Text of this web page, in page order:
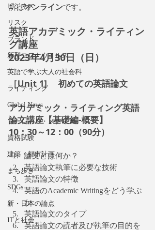
ビジネス
リスク
ブランド
新型コロナウイルス
英語で学ぶ大人の社会科
ライティング
Global News
ソーシャル・メディア
資格試験
建築・都市計画
まち歩き
SDGs
新・日本の論点
ITと社会
所はオンラインです。
英語アカデミック・ライティン
グ講座
2023年4月30日（日）
［Unit 1] 　初めての英語論文
アカデミック・ライティング英語
論文講座【基礎編-概要】
10：30～12：00（90分）
論文とは何か？
英語論文執筆に必要な技術
英語論文の特徴
英語のAcademic Writingをどう学ぶ
か
英語論文のタイプ
英語論文の読者及び執筆の目的を